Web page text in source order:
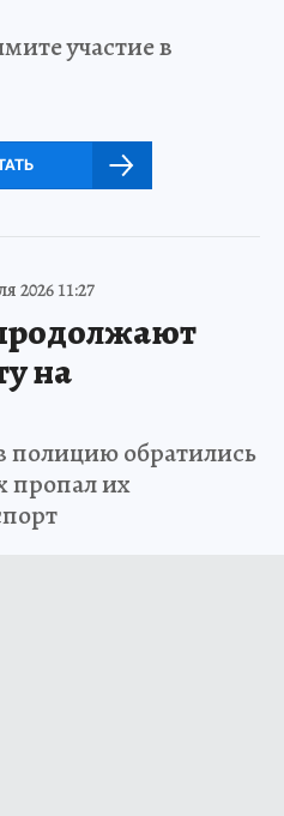
участие в
2026 11:27
на
полицию обратились
пропал их